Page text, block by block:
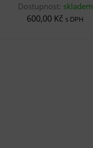
Dostupnost: skladem
600,00 Kč s DPH